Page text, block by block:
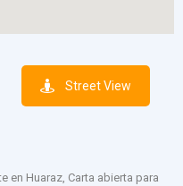
Street View
en Huaraz, Carta abierta para